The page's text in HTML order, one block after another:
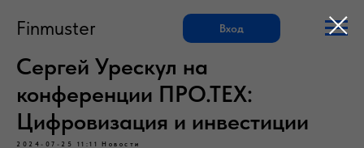
Finmuster Вход
Сергей Урескул на
конференции ПРО.ТЕХ:
Цифровизация и инвестиции
2024-07-25 11:11 Новости